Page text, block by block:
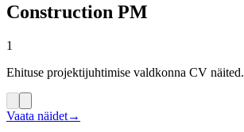
Construction PM
1
Ehituse projektijuhtimise valdkonna CV näited.
Vaata näidet→